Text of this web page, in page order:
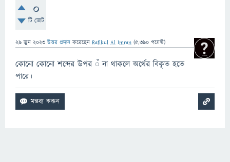
0
টি ভোট
29 জুন 2023 উত্তর প্রদান করেছেন Rafikul Al Imran (5,390 পয়েন্ট)
কোনো কোনো শব্দের উপর ঁঁ না থাকলে অর্থের বিকৃত হতে
পারে।